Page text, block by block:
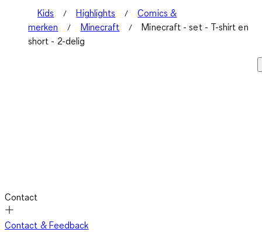
Kids Highlights
Comics &
merken
Minecraft
Minecraft - set - T-shirt en
short - 2-delig
Contact
Contact & Feedback